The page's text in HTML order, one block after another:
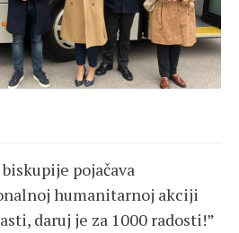
pojačava
humanitarnoj akciji
daruj je za 1000 radosti!”